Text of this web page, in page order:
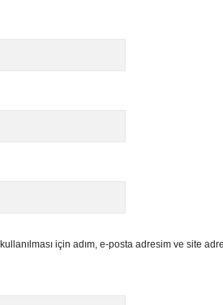
için adım, e-posta adresim ve site